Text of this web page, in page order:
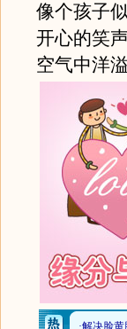
像个孩子
开心的笑
空气中洋